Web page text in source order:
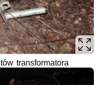
transformatora